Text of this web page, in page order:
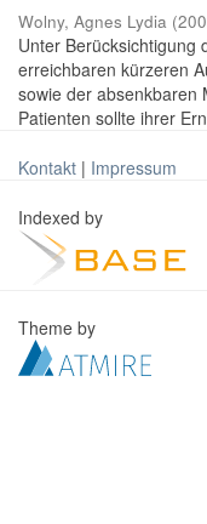
Wolny, Agnes Lydia (
Unter Berücksichtigung
erreichbaren kürzeren
sowie der absenkbaren
Patienten sollte ihrer
Kontakt | Impressum
Indexed by
Theme by